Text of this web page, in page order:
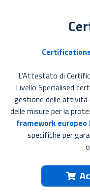
L’Attestato di
Livello Specialised
gestione delle attività
delle misure per la
framework europeo
specifiche per